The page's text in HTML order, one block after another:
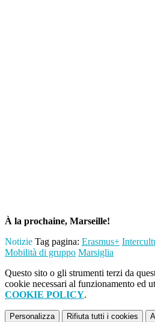
À la prochaine, Marseille!
Notizie Tag pagina: Erasmus+
Mobilità di gruppo Marsiglia
Questo sito o gli strumenti terzi da
cookie necessari al funzionamento ed
COOKIE POLICY.
Personalizza Rifiuta tutti i cookies